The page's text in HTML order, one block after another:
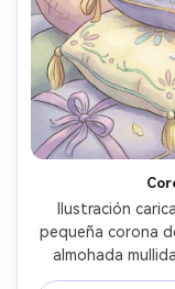
Ilustración
pequeña corona
almohada
pastel,